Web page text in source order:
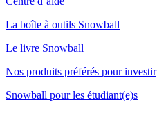
La boîte à outils Snowball
Le livre Snowball
Nos produits préférés pour investir
Snowball pour les étudiant(e)s